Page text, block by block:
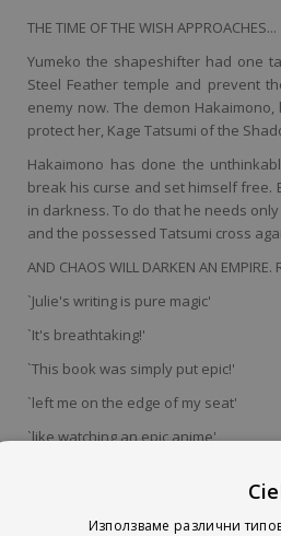
THE TIME OF THE WISH APPROACHES...
Yumeko the shapeshifter had one
Steel Feather temple and prevent
enemy now. The demon
protect her, Kage Tatsumi of the
Hakaimono has done the
break his curse and set himself free.
in darkness. To do that he needs
and the possessed Tatsumi cross
AND CHAOS WILL DARKEN AN
`Julie's writing is pure magic'
`It's breathtaking!'
`This book was simply put epic!'
`left me on the edge of my seat'
`like watching an epic anime'
Използваме различни